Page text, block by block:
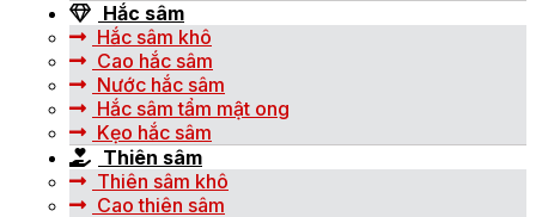
Hắc sâm
Hắc sâm khô
Cao hắc sâm
Nước hắc sâm
Hắc sâm tẩm mật ong
Kẹo hắc sâm
Thiên sâm
Thiên sâm khô
Cao thiên sâm